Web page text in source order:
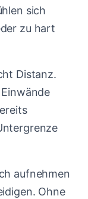
sich
zu hart
Distanz.
aufnehmen
Ohne